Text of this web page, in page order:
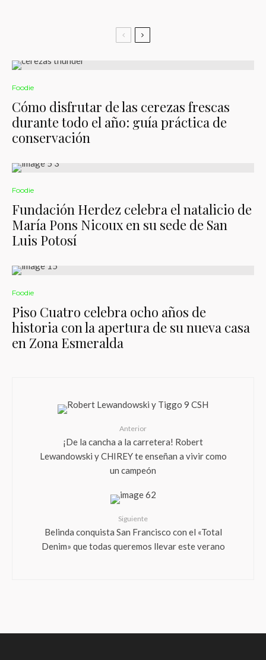
Foodie
Cómo disfrutar de las cerezas frescas
durante todo el año: guía práctica de
conservación
Foodie
Fundación Herdez celebra el natalicio de
María Pons Nicoux en su sede de San
Luis Potosí
Foodie
Piso Cuatro celebra ocho años de
historia con la apertura de su nueva casa
en Zona Esmeralda
Anterior
¡De la cancha a la carretera! Robert
Lewandowski y CHIREY te enseñan a vivir como
un campeón
Siguiente
Belinda conquista San Francisco con el «Total
Denim» que todas queremos llevar este verano